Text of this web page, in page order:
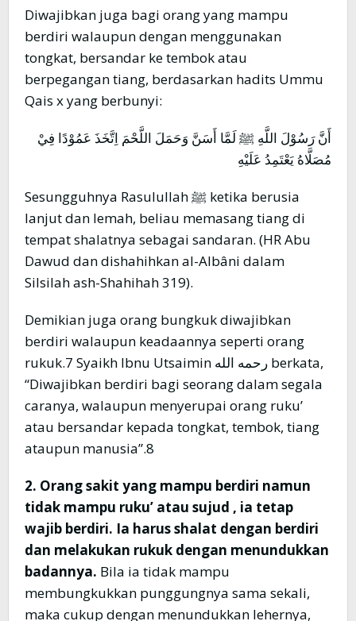
Diwajibkan juga bagi orang yang mampu
berdiri walaupun dengan menggunakan
tongkat, bersandar ke tembok atau
berpegangan tiang, berdasarkan hadits Ummu
Qais x yang berbunyi:
أَنَّ رَسُوْلَ اللَّهِ ﷺ لَمَّا أَسَنَّ وَحَمَلَ اللَّحْمَ اِتَّخَذَ عَمُوْدًا فِيْ
مُصَلَّاهُ يَعْتَمِدُ عَلَيْهِ
Sesungguhnya Rasulullah ﷺ ketika berusia
lanjut dan lemah, beliau memasang tiang di
tempat shalatnya sebagai sandaran. (HR Abu
Dawud dan dishahihkan al-Albâni dalam
Silsilah ash-Shahihah 319).
Demikian juga orang bungkuk diwajibkan
berdiri walaupun keadaannya seperti orang
rukuk.7 Syaikh Ibnu Utsaimin رحمه الله berkata,
“Diwajibkan berdiri bagi seorang dalam segala
caranya, walaupun menyerupai orang ruku’
atau bersandar kepada tongkat, tembok, tiang
ataupun manusia”.8
2. Orang sakit yang mampu berdiri namun
tidak mampu ruku’ atau sujud , ia tetap
wajib berdiri. Ia harus shalat dengan berdiri
dan melakukan rukuk dengan menundukkan
badannya. Bila ia tidak mampu
membungkukkan punggungnya sama sekali,
maka cukup dengan menundukkan lehernya,